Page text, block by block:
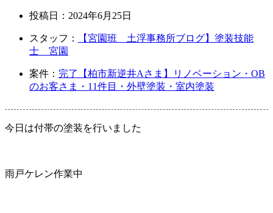
投稿日： 2024年6月25日
スタッフ：
【宮園班 土浮事務所ブログ】塗装技能
士 宮園
案件： 完了【柏市新逆井Aさま】リノベーション・OB
のお客さま・11件目・外壁塗装・室内塗装
今日は付帯の塗装を行いました
雨戸ケレン作業中